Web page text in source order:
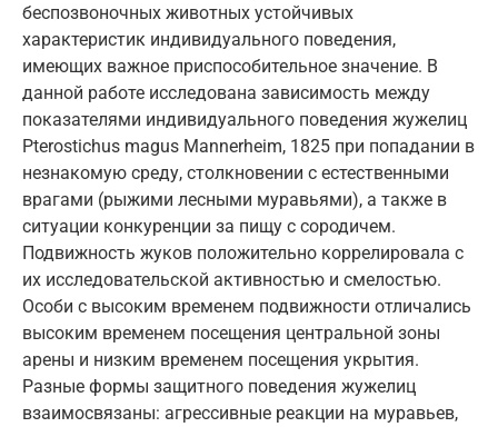
беспозвоночных животных устойчивых
характеристик индивидуального поведения,
имеющих важное приспособительное значение. В
данной работе исследована зависимость между
показателями индивидуального поведения жужелиц
Pterostichus magus Mannerheim, 1825 при попадании в
незнакомую среду, столкновении с естественными
врагами (рыжими лесными муравьями), а также в
ситуации конкуренции за пищу с сородичем.
Подвижность жуков положительно коррелировала с
их исследовательской активностью и смелостью.
Особи с высоким временем подвижности отличались
высоким временем посещения центральной зоны
арены и низким временем посещения укрытия.
Разные формы защитного поведения жужелиц
взаимосвязаны: агрессивные реакции на муравьев,